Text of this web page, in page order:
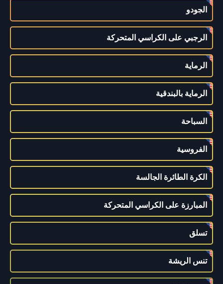
الجودو
الرجبي على الكراسي المتحركة
الرماية
الرماية بالبندقية
السباحة
الفروسية
الكرة الطائرة الجالسة
المبارزة على الكراسي المتحركة
تسلق
تنس الريشة